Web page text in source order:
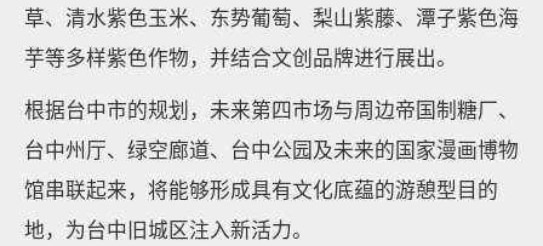
草、清水紫色玉米、东势葡萄、梨山紫藤、潭子紫色海
芋等多样紫色作物，并结合文创品牌进行展出。
根据台中市的规划，未来第四市场与周边帝国制糖厂、
台中州厅、绿空廊道、台中公园及未来的国家漫画博物
馆串联起来，将能够形成具有文化底蕴的游憩型目的
地，为台中旧城区注入新活力。